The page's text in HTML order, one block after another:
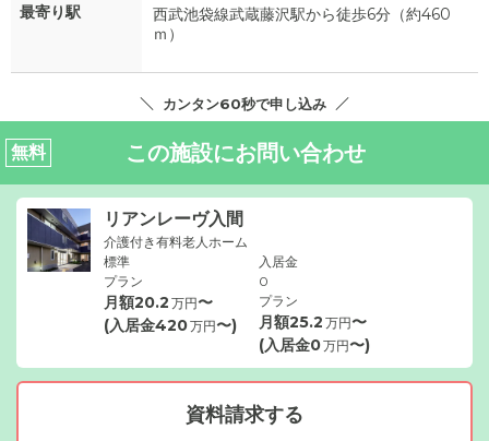
最寄り駅
西武池袋線武蔵藤沢駅から徒歩6分（約460
ｍ）
カンタン60秒で申し込み
無料 この施設にお問い合わせ
リアンレーヴ入間
介護付き有料老人ホーム
標準
プラン
月額20.2 万円〜
(入居金420万円〜)
入居金
0
プラン
月額25.2 万円〜
(入居金0万円〜)
資料請求する